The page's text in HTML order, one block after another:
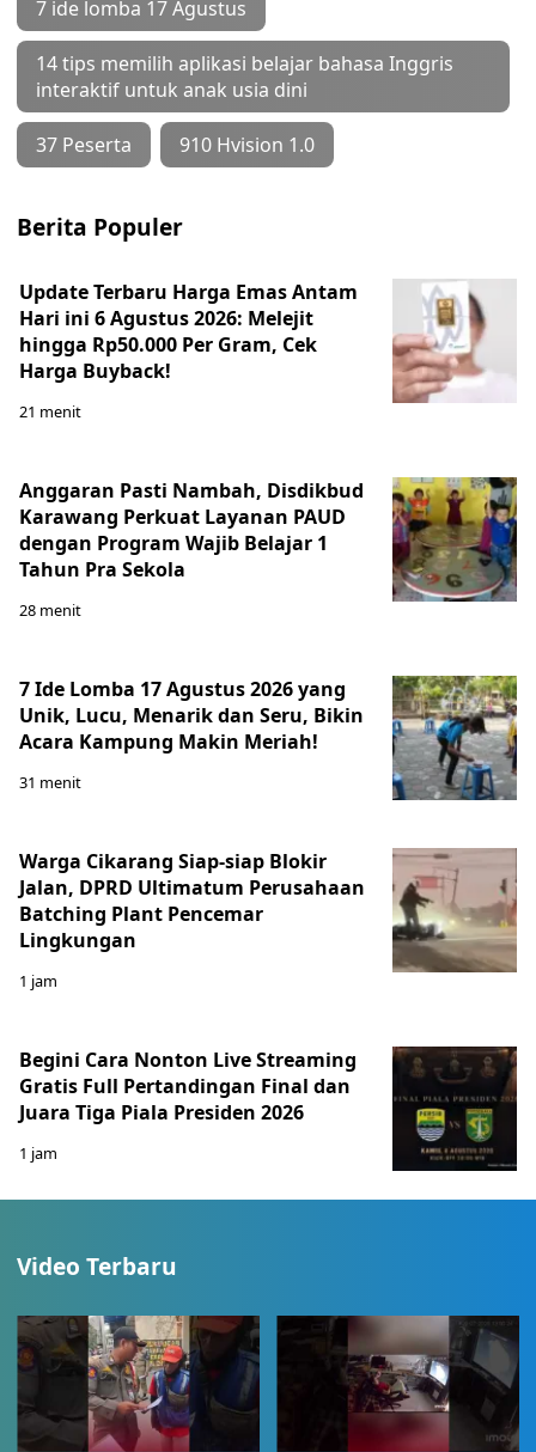
7 ide lomba 17 Agustus
14 tips memilih aplikasi belajar bahasa Inggris
interaktif untuk anak usia dini
37 Peserta 910 Hvision 1.0
Berita Populer
Update Terbaru Harga Emas Antam
Hari ini 6 Agustus 2026: Melejit
hingga Rp50.000 Per Gram, Cek
Harga Buyback!
21 menit
Anggaran Pasti Nambah, Disdikbud
Karawang Perkuat Layanan PAUD
dengan Program Wajib Belajar 1
Tahun Pra Sekola
28 menit
7 Ide Lomba 17 Agustus 2026 yang
Unik, Lucu, Menarik dan Seru, Bikin
Acara Kampung Makin Meriah!
31 menit
Warga Cikarang Siap-siap Blokir
Jalan, DPRD Ultimatum Perusahaan
Batching Plant Pencemar
Lingkungan
1 jam
Begini Cara Nonton Live Streaming
Gratis Full Pertandingan Final dan
Juara Tiga Piala Presiden 2026
1 jam
Video Terbaru